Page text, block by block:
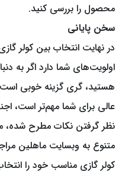
محصول را بررسی کنید.
سخن پایانی
در نهایت انتخاب بین کولر
اولویت‌های شما دارد اگر به
هستید، گری گزینه خوبی
عالی برای شما مهم‌تر است،
نظر گرفتن نکات مطرح شده،
متنوع به وبسایت ماهلین
کولر گازی مناسب خود را